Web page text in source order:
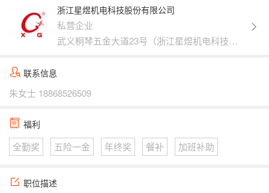
浙江星煜机电科技股份有限公司
私营企业
武义桐琴五金大道23号（浙江星煜机电科技股份有限公司）
联系信息
朱女士 18868526509
福利
全勤奖 五险一金 年终奖 餐补 加班补助
职位描述